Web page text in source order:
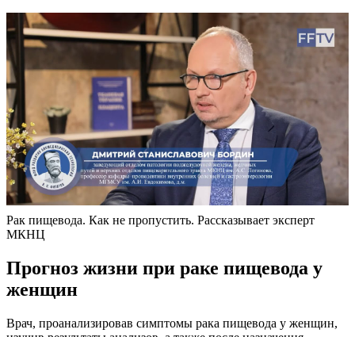
Рак пищевода. Как не пропустить. Рассказывает эксперт
МКНЦ
Прогноз жизни при раке пищевода у
женщин
Врач, проанализировав симптомы рака пищевода у женщин,